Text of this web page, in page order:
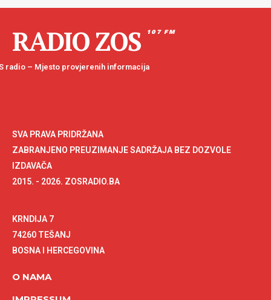
RADIO ZOS 107 FM
radio – Mjesto provjerenih informacija
SVA PRAVA PRIDRŽANA
ZABRANJENO PREUZIMANJE SADRŽAJA BEZ DOZVOLE
IZDAVAČA
2015. - 2026. ZOSRADIO.BA
KRNDIJA 7
74260 TEŠANJ
BOSNA I HERCEGOVINA
O NAMA